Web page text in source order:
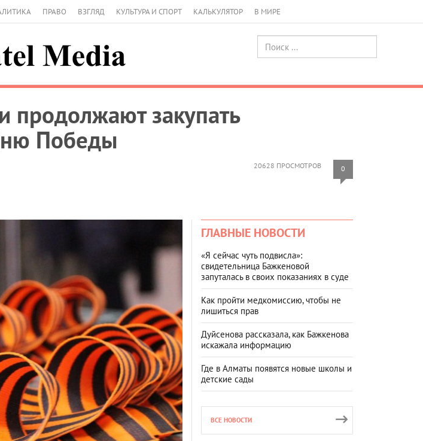
ПРАВО ВЗГЛЯД КУЛЬТУРА И СПОРТ КАЛЬКУЛЯТОР В МИРЕ
продолжают закупать
Победы
20628 ПРОСМОТРОВ 0
ГЛАВНЫЕ НОВОСТИ
«Я сейчас чуть подвисла»:
свидетельница Бажкеновой
запуталась в своих показаниях в суде
Как пройти медкомиссию, чтобы не
лишиться прав
Дуйсенова рассказала, как Бажкенова
искажала информацию
Где в Алматы появятся новые школы и
детские сады
ВСЕ НОВОСТИ